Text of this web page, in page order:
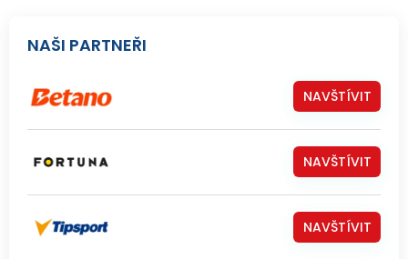
NAŠI PARTNEŘI
NAVŠTÍVIT
NAVŠTÍVIT
NAVŠTÍVIT